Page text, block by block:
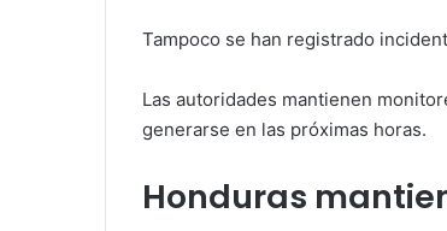
Tampoco se han registrado
Las autoridades mantienen
generarse en las próximas horas.
Honduras